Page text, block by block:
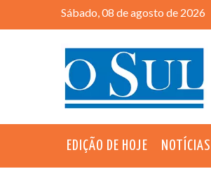
Sábado, 08 de agosto de 2026
EDIÇÃO DE HOJE NOTÍCIAS